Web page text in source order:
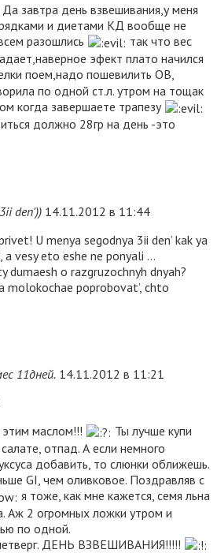
завтра день взвешивания,у меня
и диетами КД вообще не
разошлись
так что вес
эфект плато начился
поем,надо пошевилить ОВ,
по одной ст.л. утром на тощак
когда завершаете трапезу
должно 28гр на день -это
den')) 14.11.2012 в 11:44
U menya segodnya 3ii den’ kak ya
a vesy eto eshe ne ponyali …
dumaesh o razgruzochnyh dnyah?
molokochae poprobovat’, chto
11дней. 14.11.2012 в 11:21
маслом!!!
Ты лучше купи
отпад. А если немного
добавить, то слюнки оближешь.
GI, чем оливковое. Поздравляв с
я тоже, как мне кажется, семя льна
Аж 2 огромных ложки утром и
по одной.
ДЕНЬ ВЗВЕШИВАНИЯ!!!!!